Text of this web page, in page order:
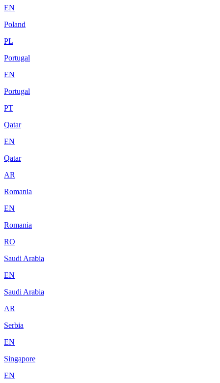
EN
Poland
PL
Portugal
EN
Portugal
PT
Qatar
EN
Qatar
AR
Romania
EN
Romania
RO
Saudi Arabia
EN
Saudi Arabia
AR
Serbia
EN
Singapore
EN